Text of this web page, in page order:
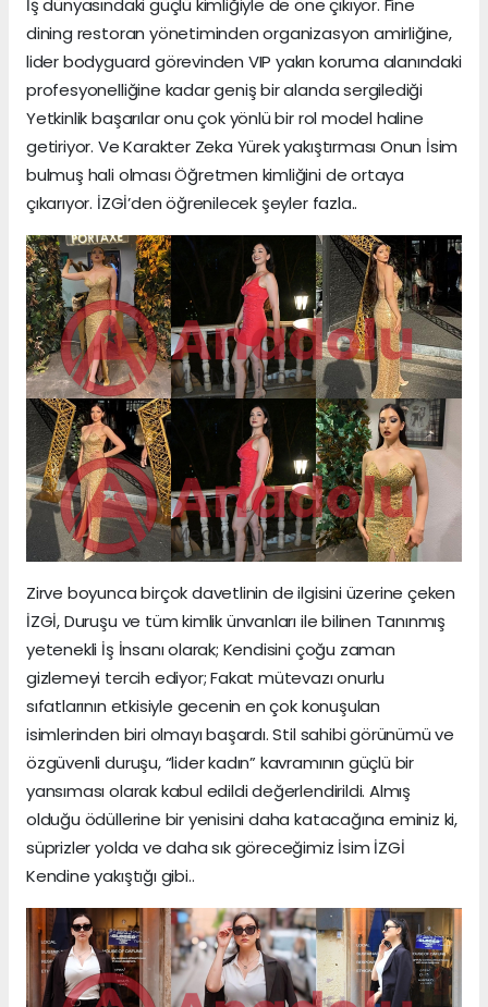
İş dünyasındaki güçlü kimliğiyle de öne çıkıyor. Fine
dining restoran yönetiminden organizasyon amirliğine,
lider bodyguard görevinden VIP yakın koruma alanındaki
profesyonelliğine kadar geniş bir alanda sergilediği
Yetkinlik başarılar onu çok yönlü bir rol model haline
getiriyor. Ve Karakter Zeka Yürek yakıştırması Onun İsim
bulmuş hali olması Öğretmen kimliğini de ortaya
çıkarıyor. İZGİ’den öğrenilecek şeyler fazla..
Zirve boyunca birçok davetlinin de ilgisini üzerine çeken
İZGİ, Duruşu ve tüm kimlik ünvanları ile bilinen Tanınmış
yetenekli İş İnsanı olarak; Kendisini çoğu zaman
gizlemeyi tercih ediyor; Fakat mütevazı onurlu
sıfatlarının etkisiyle gecenin en çok konuşulan
isimlerinden biri olmayı başardı. Stil sahibi görünümü ve
özgüvenli duruşu, “lider kadın” kavramının güçlü bir
yansıması olarak kabul edildi değerlendirildi. Almış
olduğu ödüllerine bir yenisini daha katacağına eminiz ki,
süprizler yolda ve daha sık göreceğimiz İsim İZGİ
Kendine yakıştığı gibi..